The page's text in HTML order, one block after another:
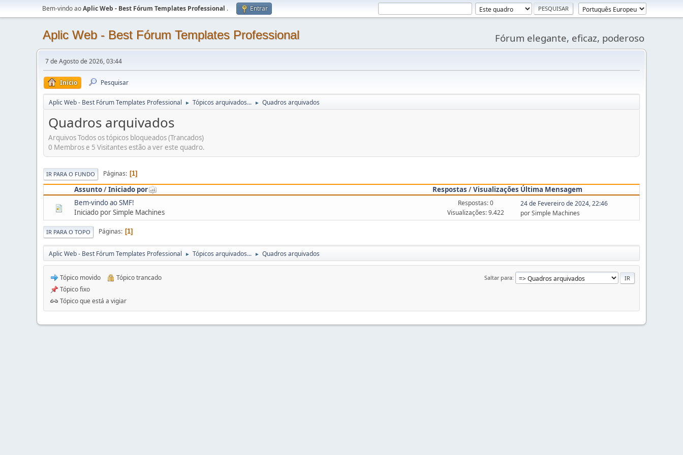
Bem-vindo aoAplic Web - Best Fórum Templates Professional . Entrar
Aplic Web - Best Fórum Templates Professional Fórum elegante, eficaz, poderoso
7 de Agosto de 2026, 03:44
Início Pesquisar
Aplic Web - Best Fórum Templates Professional ► Tópicos arquivados... ► Quadros arquivados
Quadros arquivados
Arquivos Todos os tópicos bloqueados (Trancados)
0 Membros e 5 Visitantes estão a ver este quadro.
IR PARA O FUNDO Páginas 1
Assunto/Iniciado por Respostas /Visualizações Última Mensagem
Bem-vindo ao SMF!
Iniciado por Simple Machines
Respostas: 0
Visualizações: 9.422
24 de Fevereiro de 2024, 22:46
por Simple Machines
IR PARA O TOPO Páginas 1
Aplic Web - Best Fórum Templates Professional ► Tópicos arquivados... ► Quadros arquivados
Saltar para
Tópico movido
Tópico trancado
Tópico fixo
Tópico que está a vigiar